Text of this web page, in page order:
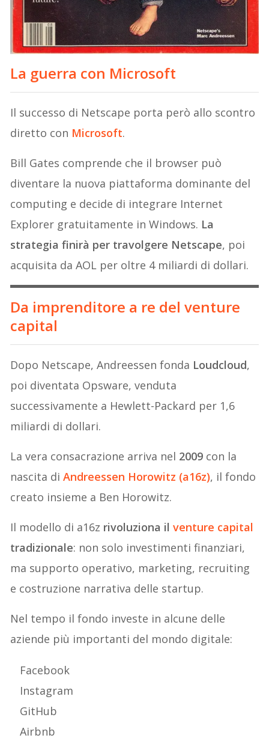
La guerra con Microsoft
Il successo di Netscape porta però allo scontro
diretto con Microsoft.
Bill Gates comprende che il browser può
diventare la nuova piattaforma dominante del
computing e decide di integrare Internet
Explorer gratuitamente in Windows. La
strategia finirà per travolgere Netscape, poi
acquisita da AOL per oltre 4 miliardi di dollari.
Da imprenditore a re del venture
capital
Dopo Netscape, Andreessen fonda Loudcloud,
poi diventata Opsware, venduta
successivamente a Hewlett-Packard per 1,6
miliardi di dollari.
La vera consacrazione arriva nel 2009 con la
nascita diAndreessen Horowitz (a16z), il fondo
creato insieme a Ben Horowitz.
Il modello di a16z rivoluziona ilventure capital
tradizionale: non solo investimenti finanziari,
ma supporto operativo, marketing, recruiting
e costruzione narrativa delle startup.
Nel tempo il fondo investe in alcune delle
aziende più importanti del mondo digitale:
Facebook
Instagram
GitHub
Airbnb